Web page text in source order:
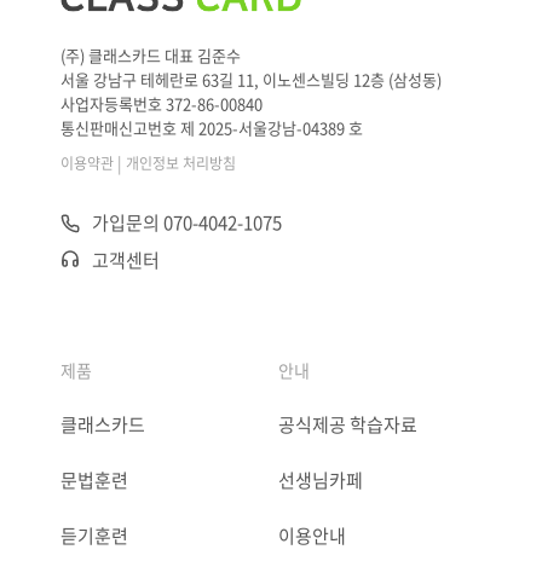
(주) 클래스카드 대표 김준수
서울 강남구 테헤란로 63길 11, 이노센스빌딩 12층 (삼성동)
사업자등록번호 372-86-00840
통신판매신고번호 제 2025-서울강남-04389 호
이용약관 | 개인정보 처리방침
가입문의 070-4042-1075
고객센터
제품
클래스카드
문법훈련
듣기훈련
안내
공식제공 학습자료
선생님카페
이용안내